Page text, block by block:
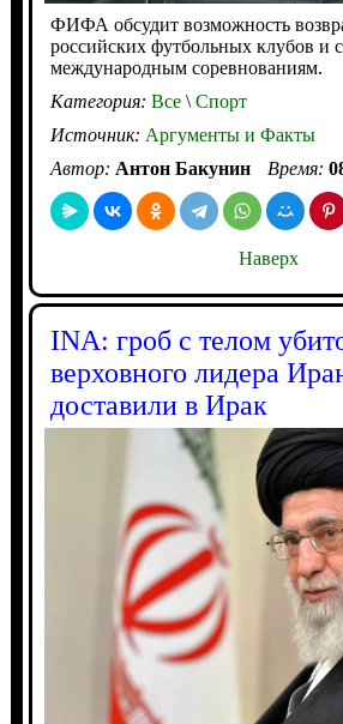
ФИФА обсудит возможность
российских футбольных клубов и
международным соревнованиям.
Категория: Все\Спорт
Источник: Аргументы и Факты
Автор: Антон Бакунин Время:
Наверх
INA: гроб с телом
верховного лидера
доставили в Ирак